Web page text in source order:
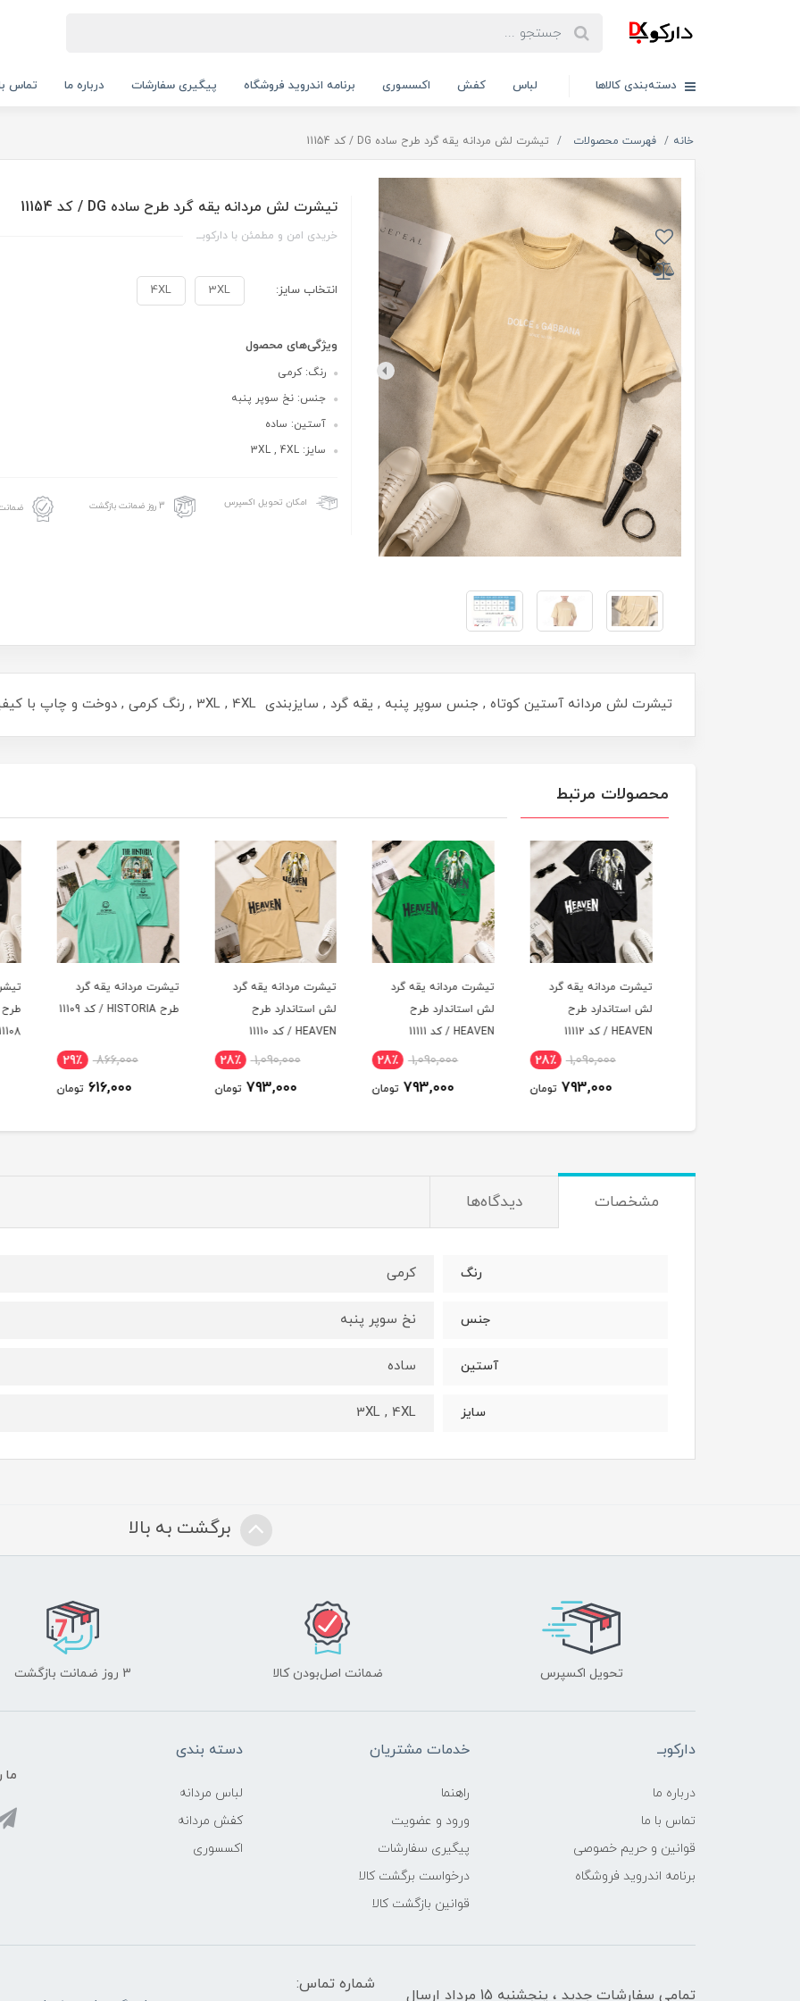
دسته‌بندی کالاها لباس کفش اکسسوری برنامه اندروید فروشگاه پیگیری سفارشات درباره ما تماس
خانه فهرست محصولات تیشرت لش مردانه یقه گرد طرح ساده DG / کد 11154
تیشرت لش مردانه یقه گرد طرح ساده DG / کد 11154
خریدی امن و مطمئن با دارکوبــ
انتخاب سایز: 3XL
4XL
ویژگی‌های محصول
رنگ: کرمی
جنس: نخ سوپر پنبه
آستین: ساده
سایز: 3XL , 4XL
امکان تحویل اکسپرس 3 روز ضمانت بازگشت
تیشرت لش مردانه آستین کوتاه , جنس سوپر پنبه , یقه گرد , سایزبندی 3XL , 4XL , رنگ کرمی , دوخت و چاپ با کیفیت
محصولات مرتبط
تیشرت مردانه یقه گرد
لش استاندارد طرح
HEAVEN / کد 11112
1,090,000 28٪
793,000 تومان
تیشرت مردانه یقه گرد
لش استاندارد طرح
HEAVEN / کد 11111
1,090,000 28٪
793,000 تومان
تیشرت مردانه یقه گرد
لش استاندارد طرح
HEAVEN / کد 11110
1,090,000 28٪
793,000 تومان
تیشرت مردانه یقه گرد
طرح HISTORIA / کد 11109
866,000 29٪
616,000 تومان
11108
مشخصات دیدگاه‌ها
رنگ کرمی
جنس نخ سوپر پنبه
آستین ساده
سایز 3XL , 4XL
برگشت به بالا
تحویل اکسپرس ضمانت اصل‌بودن کالا 3 روز ضمانت بازگشت
دارکوبــ
درباره ما
تماس با ما
قوانین و حریم خصوصی
برنامه اندروید فروشگاه
خدمات مشتریان
راهنما
ورود و عضویت
پیگیری سفارشات
درخواست برگشت کالا
قوانین بازگشت کالا
دسته بندی
لباس مردانه
کفش مردانه
اکسسوری
ما
تمامی سفارشات جدید ، پنجشنبه 15 مرداد ارسال
شماره تماس: